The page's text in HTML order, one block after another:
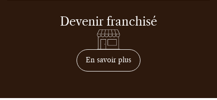
Devenir franchisé
En savoir plussur comment devenir